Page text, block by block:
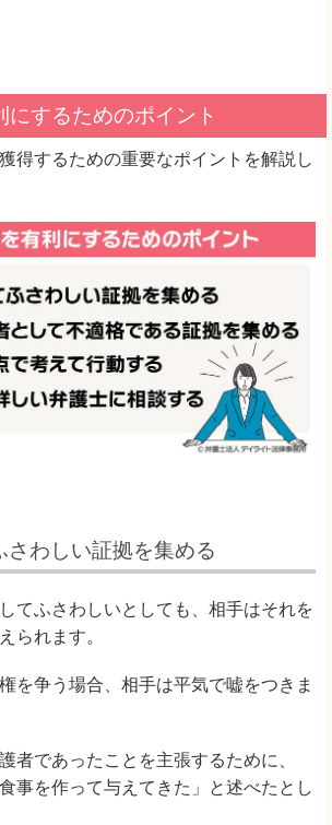
にするためのポイント
得するための重要なポイントを解説し
さわしい証拠を集める
てふさわしいとしても、相手はそれを
られます。
を争う場合、相手は平気で嘘をつきま
者であったことを主張するために、
事を作って与えてきた」と述べたとし